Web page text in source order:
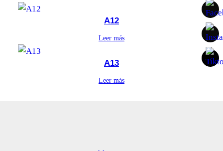
A12
Leer más
A13
Leer más